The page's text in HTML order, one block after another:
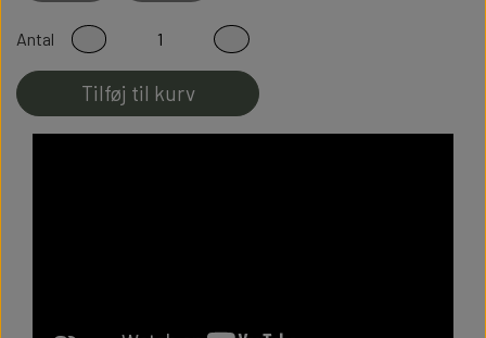
Antal
Tilføj til kurv